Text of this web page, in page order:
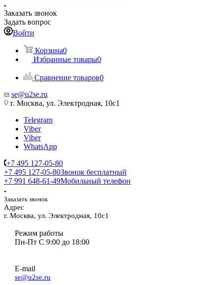
Заказать звонок
Задать вопрос
Войти
Корзина0
Избранные товары0
Сравнение товаров0
se@u2se.ru
г. Москва, ул. Электродная, 10с1
Telegram
Viber
Viber
WhatsApp
+7 495 127-05-80
+7 495 127-05-80Звонок бесплатный
+7 991 648-61-49Мобильный телефон
Заказать звонок
Адрес
г. Москва, ул. Электродная, 10с1
Режим работы
Пн-Пт С 9:00 до 18:00
E-mail
se@u2se.ru